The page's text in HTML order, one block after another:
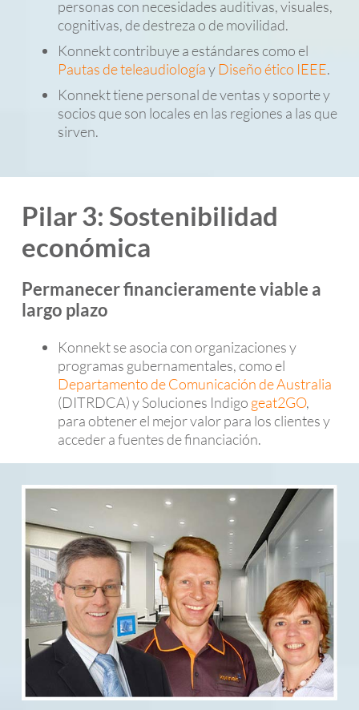
personas con necesidades auditivas, visuales,
cognitivas, de destreza o de movilidad.
Konnekt contribuye a estándares como el
Pautas de teleaudiologíayDiseño ético IEEE.
Konnekt tiene personal de ventas y soporte y
socios que son locales en las regiones a las que
sirven.
Pilar 3: Sostenibilidad
económica
Permanecer financieramente viable a
largo plazo
Konnekt se asocia con organizaciones y
programas gubernamentales, como el
Departamento de Comunicación de Australia
(DITRDCA) y Soluciones Indigo geat2GO,
para obtener el mejor valor para los clientes y
acceder a fuentes de financiación.